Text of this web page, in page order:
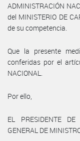
ADMINISTRACIÓN
del MINISTERIO DE
de su competencia.
Que la presente
conferidas por el
NACIONAL.
Por ello,
EL PRESIDENTE
GENERAL DE